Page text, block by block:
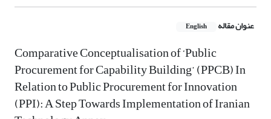
عنوان مقاله English
Comparative Conceptualisation of ‘Public
Procurement for Capability Building’ (PPCB) In
Relation to Public Procurement for Innovation
(PPI): A Step Towards Implementation of Iranian